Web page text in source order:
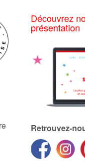
Découvrez
présentation
Retrouvez-